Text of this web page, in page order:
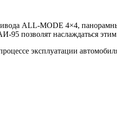
ALL-MODE 4×4,
позволят наслаждаться
эксплуатации